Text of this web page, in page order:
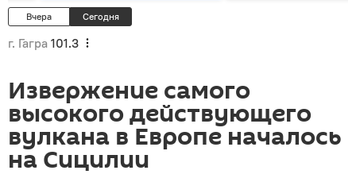
Вчера Сегодня
г. Гагра 101.3
Извержение самого
высокого действующего
вулкана в Европе началось
на Сицилии